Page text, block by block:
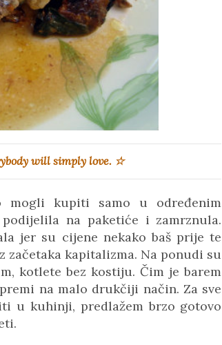
will simply love. ☆
mogli kupiti samo u određenim
na paketiće i zamrznula.
jer su cijene nekako baš prije te
kapitalizma. Na ponudi su
kotlete bez kostiju. Čim je barem
na malo drukčiji način. Za sve
u kuhinji, predlažem brzo gotovo